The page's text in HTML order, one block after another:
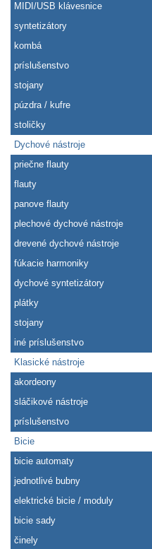
MIDI/USB klávesnice
syntetizátory
kombá
príslušenstvo
stojany
púzdra / kufre
stoličky
Dychové nástroje
priečne flauty
flauty
panove flauty
plechové dychové nástroje
drevené dychové nástroje
fúkacie harmoniky
dychové syntetizátory
plátky
stojany
iné príslušenstvo
Klasické nástroje
akordeony
sláčikové nástroje
príslušenstvo
Bicie
bicie automaty
jednotlivé bubny
elektrické bicie / moduly
bicie sady
činely